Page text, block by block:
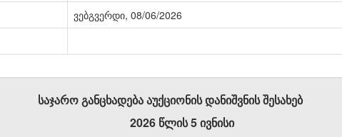
ვებგვერდი, 08/06/2026
საჯაროგანცხადებააუქციონისდანიშვნისშესახებ
2026 წლის 5 ივნისი